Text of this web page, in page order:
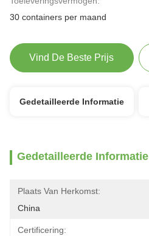
30 containers per maand
Vind De Beste Prijs
Gedetailleerde Informatie
Gedetailleerde Informatie
Plaats Van Herkomst:
China
Certificering: